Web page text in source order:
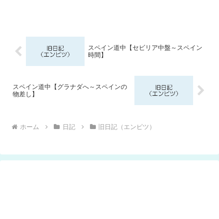
スペイン道中【セビリア中盤～スペイン
時間】
スペイン道中【グラナダへ～スペインの
物差し】
ホーム 日記 旧日記（エンピツ）